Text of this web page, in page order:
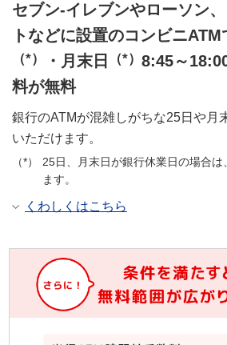
セブン-イレブンやローソン
トなどに設置のコンビニATM
（*） ・月末日 （*） 8:45～
料が無料
銀行のATMが混雑しがちな25日や月
いただけます。
25日、月末日が銀行休業日の場合は
ます。
くわしくはこちら